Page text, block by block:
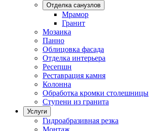
Отделка санузлов
Мрамор
Гранит
Мозаика
Панно
Облицовка фасада
Отделка интерьера
Ресепшн
Реставрация камня
Колонна
Обработка кромки столешницы
Ступени из гранита
Услуги
Гидроабразивная резка
Монтаж